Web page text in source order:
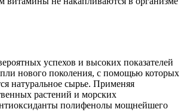
успехов и высоких показателей
нового поколения, с помощью которых
натуральное сырье. Применяя
растений и морских
полифенолы мощнейшего